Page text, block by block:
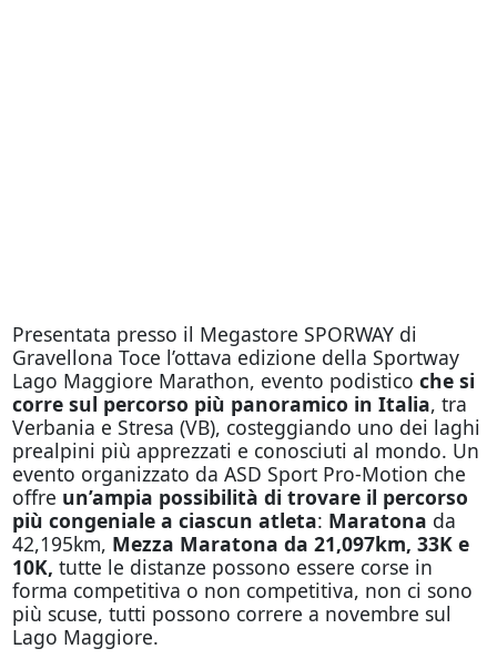
Presentata presso il Megastore SPORWAY di
Gravellona Toce l’ottava edizione della Sportway
Lago Maggiore Marathon, evento podistico che si
corre sul percorso più panoramico in Italia, tra
Verbania e Stresa (VB), costeggiando uno dei laghi
prealpini più apprezzati e conosciuti al mondo. Un
evento organizzato da ASD Sport Pro-Motion che
offre un’ampia possibilità di trovare il percorso
più congeniale a ciascun atleta: Maratona da
42,195km, Mezza Maratona da 21,097km, 33K e
10K, tutte le distanze possono essere corse in
forma competitiva o non competitiva, non ci sono
più scuse, tutti possono correre a novembre sul
Lago Maggiore.